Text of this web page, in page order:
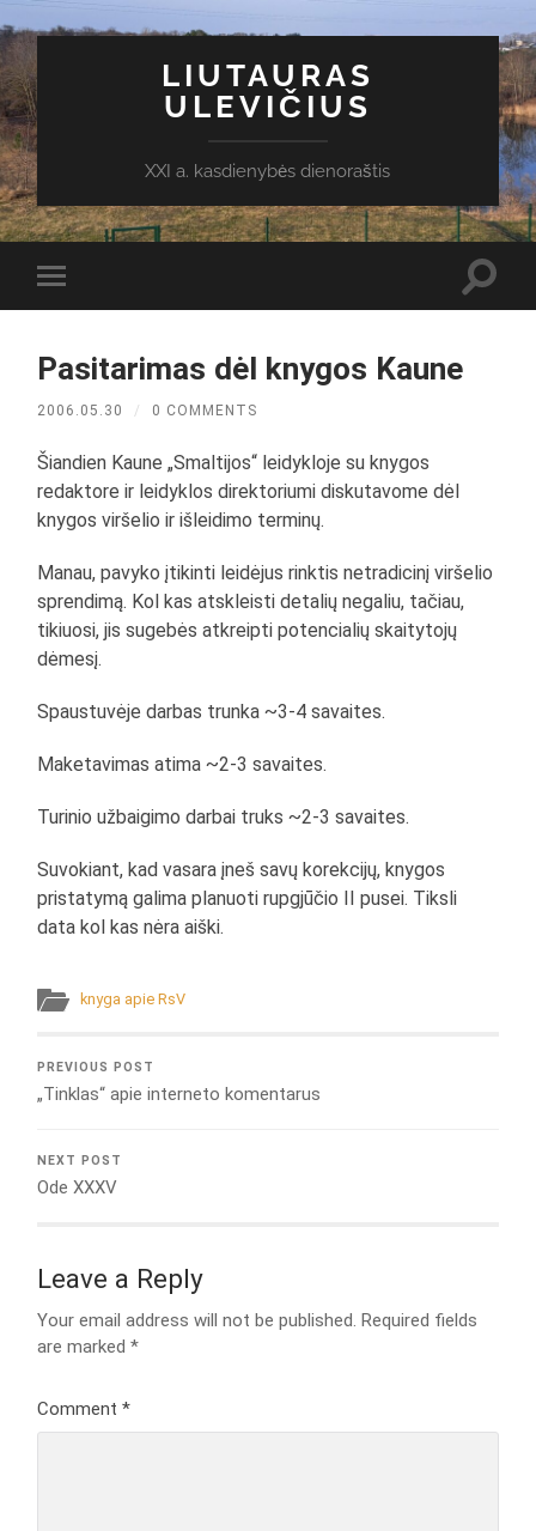
LIUTAURAS
ULEVIČIUS
XXI a. kasdienybės dienoraštis
Toggle
mobile
Pasitarimas dėl knygos Kaune
2006.05.30 / 0 COMMENTS
Šiandien Kaune „Smaltijos“ leidykloje su knygos
redaktore ir leidyklos direktoriumi diskutavome dėl
knygos viršelio ir išleidimo terminų.
Manau, pavyko įtikinti leidėjus rinktis netradicinį viršelio
sprendimą. Kol kas atskleisti detalių negaliu, tačiau,
tikiuosi, jis sugebės atkreipti potencialių skaitytojų
dėmesį.
Spaustuvėje darbas trunka ~3-4 savaites.
Maketavimas atima ~2-3 savaites.
Turinio užbaigimo darbai truks ~2-3 savaites.
Suvokiant, kad vasara įneš savų korekcijų, knygos
pristatymą galima planuoti rupgjūčio II pusei. Tiksli
data kol kas nėra aiški.
knyga apie RsV
PREVIOUS POST
„Tinklas“ apie interneto komentarus
NEXT POST
Ode XXXV
Leave a Reply
Your email address will not be published. Required fields
are marked*
Comment*